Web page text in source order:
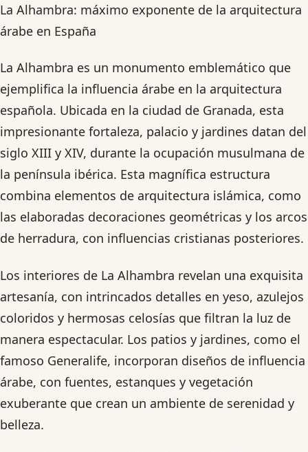
La Alhambra: máximo exponente de la arquitectura
árabe en España
La Alhambra es un monumento emblemático que
ejemplifica la influencia árabe en la arquitectura
española. Ubicada en la ciudad de Granada, esta
impresionante fortaleza, palacio y jardines datan del
siglo XIII y XIV, durante la ocupación musulmana de
la península ibérica. Esta magnífica estructura
combina elementos de arquitectura islámica, como
las elaboradas decoraciones geométricas y los arcos
de herradura, con influencias cristianas posteriores.
Los interiores de La Alhambra revelan una exquisita
artesanía, con intrincados detalles en yeso, azulejos
coloridos y hermosas celosías que filtran la luz de
manera espectacular. Los patios y jardines, como el
famoso Generalife, incorporan diseños de influencia
árabe, con fuentes, estanques y vegetación
exuberante que crean un ambiente de serenidad y
belleza.